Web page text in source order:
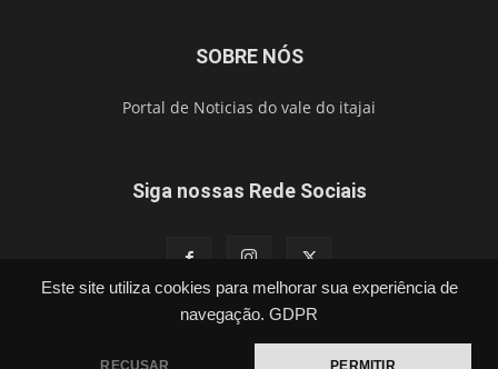
Este site utiliza cookies para melhorar sua experiência de
navegação. GDPR
RECUSAR PERMITIR
SOBRE NÓS
Portal de Noticias do vale do itajai
Siga nossas Rede Sociais
Esporte Brasil
Vídeos
Publicações Legais
Contato